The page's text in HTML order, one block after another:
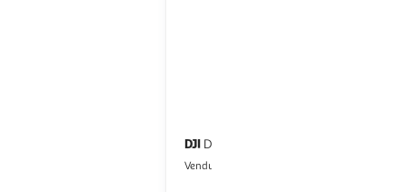
3s (rc-n3) DJI Drone Mini 4K
Vendu par